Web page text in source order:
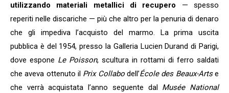
utilizzando materiali metallici di recupero — spesso
reperiti nelle discariche — più che altro per la penuria di denaro
che gli impediva l’acquisto del marmo. La prima uscita
pubblica è del 1954, presso la Galleria Lucien Durand di Parigi,
dove espone Le Poisson, scultura in rottami di ferro saldati
che aveva ottenuto il Prix Collabodell’École des Beaux-Artse
che verrà acquistata l’anno seguente dal Musée National